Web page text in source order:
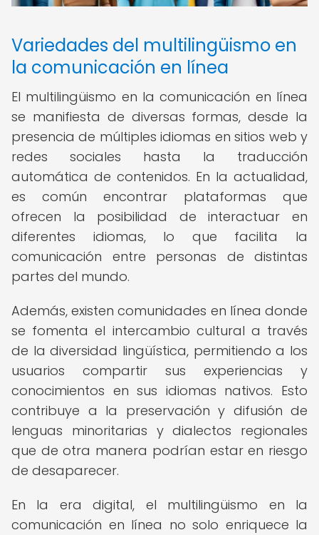
Variedades del multilingüismo en
la comunicación en línea
El multilingüismo en la comunicación en línea
se manifiesta de diversas formas, desde la
presencia de múltiples idiomas en sitios web y
redes sociales hasta la traducción
automática de contenidos. En la actualidad,
es común encontrar plataformas que
ofrecen la posibilidad de interactuar en
diferentes idiomas, lo que facilita la
comunicación entre personas de distintas
partes del mundo.
Además, existen comunidades en línea donde
se fomenta el intercambio cultural a través
de la diversidad lingüística, permitiendo a los
usuarios compartir sus experiencias y
conocimientos en sus idiomas nativos. Esto
contribuye a la preservación y difusión de
lenguas minoritarias y dialectos regionales
que de otra manera podrían estar en riesgo
de desaparecer.
En la era digital, el multilingüismo en la
comunicación en línea no solo enriquece la